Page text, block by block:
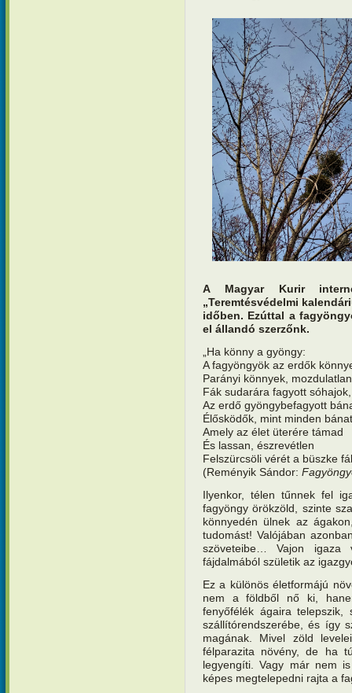
A Magyar Kurir
„Teremtésvédelmi
időben. Ezúttal a
el állandó szerzőnk.
„Ha könny a gyöngy:
A fagyöngyök az erdők
Parányi könnyek,
Fák sudarára fagyott sóhajok,
Az erdő gyöngybefagyott
Élősködők, mint minden
Amely az élet üterére támad
És lassan, észrevétlen
Felszürcsöli vérét a büszke
(Reményik Sándor:
Ilyenkor, télen tűnnek fel
fagyöngy örökzöld, szinte
könnyedén ülnek az
tudomást! Valójában
szöveteibe… Vajon
fájdalmából születik az
Ez a különös életformájú
nem a földből nő ki,
fenyőfélék ágaira telepszik,
szállítórendszerébe, és így
magának. Mivel zöld
félparazita növény, de ha
legyengíti. Vagy már nem
képes megtelepedni rajta a